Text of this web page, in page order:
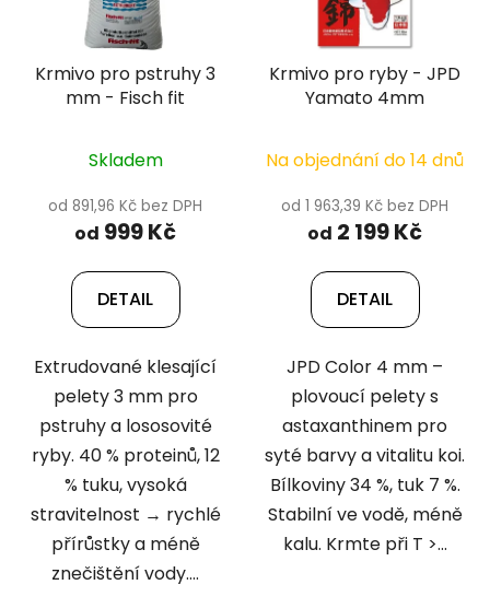
Krmivo pro pstruhy 3
mm - Fisch fit
Skladem
od 891,96 Kč bez DPH
od 999 Kč
DETAIL
Extrudované klesající
pelety 3 mm pro
pstruhy a lososovité
ryby. 40 % proteinů, 12
% tuku, vysoká
stravitelnost → rychlé
přírůstky a méně
znečištění vody....
Krmivo pro ryby - JPD
Yamato 4mm
Na objednání do 14 dnů
od 1 963,39 Kč bez DPH
od 2 199 Kč
DETAIL
JPD Color 4 mm –
plovoucí pelety s
astaxanthinem pro
syté barvy a vitalitu koi.
Bílkoviny 34 %, tuk 7 %.
Stabilní ve vodě, méně
kalu. Krmte při T >...